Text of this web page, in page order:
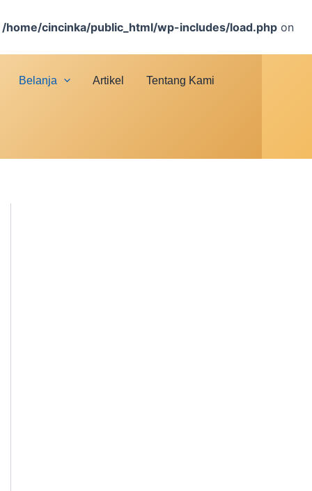
/home/cincinka/public_html/wp-includes/load.php on
Belanja Artikel Tentang Kami